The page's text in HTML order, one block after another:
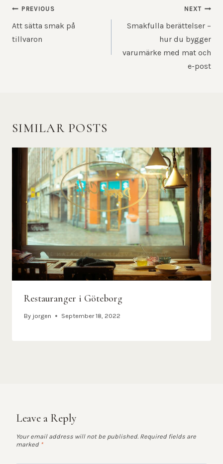
POST
NAVIGATION
PREVIOUS
Att sätta smak på
tillvaron
NEXT
Smakfulla berättelser –
hur du bygger
varumärke med mat och
e-post
SIMILAR POSTS
Restauranger i Göteborg
By jorgen September 18, 2022
Leave a Reply
Your email address will not be published. Required fields are
marked *